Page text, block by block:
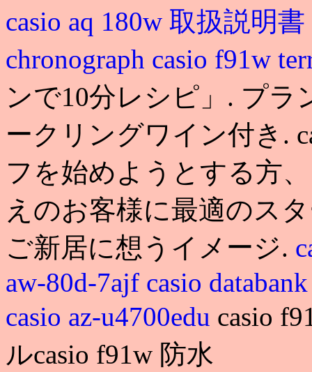
casio aq 180w 取扱説明書
chronograph casio f91w
ンで10分レシピ」. プラ
ークリングワイン付き.
フを始めようとする方
えのお客様に最適のス
ご新居に想うイメージ.
aw-80d-7ajf casio
casio az-u4700edu casio
ルcasio f91w 防水